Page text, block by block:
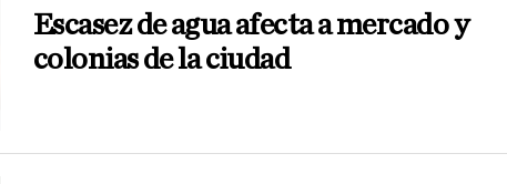
Escasez de agua afecta a mercado y
colonias de la ciudad